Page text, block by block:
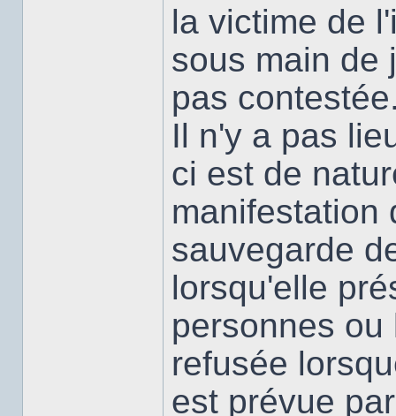
la victime de
sous main de
pas
Il n'y a pas
ci est de
manifestation
sauvegarde
lorsqu'elle
personnes
refusée
est prévue